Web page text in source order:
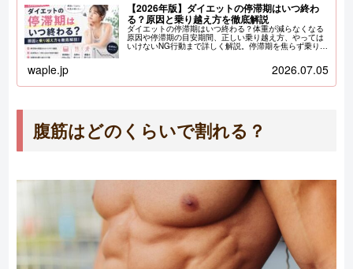
【2026年版】ダイエットの停滞期はいつ終わ
る？原因と乗り越え方を徹底解説
ダイエットの停滞期はいつ終わる？体重が減らなくなる
原因や停滞期の目安期間、正しい乗り越え方、やっては
いけないNG行動まで詳しく解説。停滞期を焦らず乗り越
waple.jp 2026.07.05
腹筋はどのくらいで割れる？